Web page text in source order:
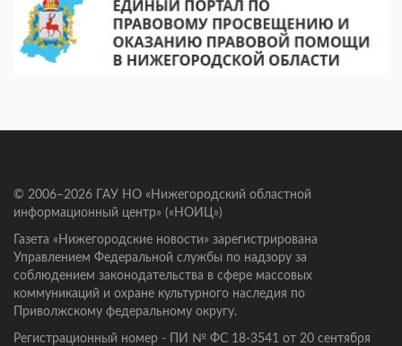
© 2006–2026 ГАУ НО «Нижегородский областной
информационный центр» («НОИЦ»)
Газета «Нижегородские новости» зарегистрирована
Управлением Федеральной службы по надзору за
соблюдением законодательства в сфере массовых
коммуникаций и охране культурного наследия по
Приволжскому федеральному округу.
Регистрационный номер - ПИ № ФС 18-3541 от 20 сентября